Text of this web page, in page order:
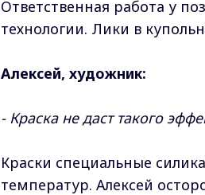
Ответственная работа у
технологии. Лики в
Алексей, художник:
- Краска не даст такого
Краски специальные
температур. Алексей